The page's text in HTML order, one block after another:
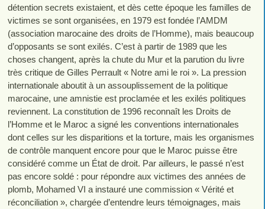
détention secrets existaient, et dès cette époque les familles de
victimes se sont organisées, en 1979 est fondée l’AMDM
(association marocaine des droits de l’Homme), mais beaucoup
d’opposants se sont exilés. C’est à partir de 1989 que les
choses changent, après la chute du Mur et la parution du livre
très critique de Gilles Perrault « Notre ami le roi ». La pression
internationale aboutit à un assouplissement de la politique
marocaine, une amnistie est proclamée et les exilés politiques
reviennent. La constitution de 1996 reconnaît les Droits de
l’Homme et le Maroc a signé les conventions internationales
dont celles sur les disparitions et la torture, mais les organismes
de contrôle manquent encore pour que le Maroc puisse être
considéré comme un État de droit. Par ailleurs, le passé n’est
pas encore soldé : pour répondre aux victimes des années de
plomb, Mohamed VI a instauré une commission « Vérité et
réconciliation », chargée d’entendre leurs témoignages, mais